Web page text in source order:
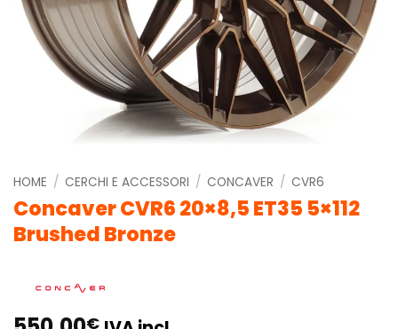
HOME / CERCHI E ACCESSORI / CONCAVER / CVR6
Concaver CVR6 20×8,5 ET35 5×112
Brushed Bronze
€